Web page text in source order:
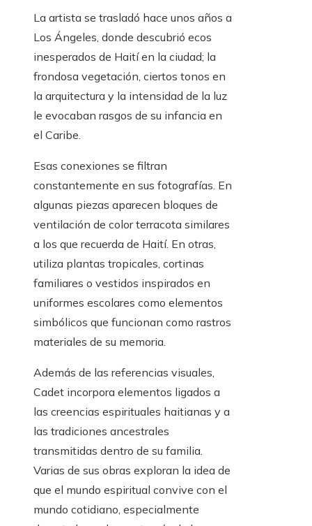
La artista se trasladó hace unos años a
Los Ángeles, donde descubrió ecos
inesperados de Haití en la ciudad; la
frondosa vegetación, ciertos tonos en
la arquitectura y la intensidad de la luz
le evocaban rasgos de su infancia en
el Caribe.
Esas conexiones se filtran
constantemente en sus fotografías. En
algunas piezas aparecen bloques de
ventilación de color terracota similares
a los que recuerda de Haití. En otras,
utiliza plantas tropicales, cortinas
familiares o vestidos inspirados en
uniformes escolares como elementos
simbólicos que funcionan como rastros
materiales de su memoria.
Además de las referencias visuales,
Cadet incorpora elementos ligados a
las creencias espirituales haitianas y a
las tradiciones ancestrales
transmitidas dentro de su familia.
Varias de sus obras exploran la idea de
que el mundo espiritual convive con el
mundo cotidiano, especialmente